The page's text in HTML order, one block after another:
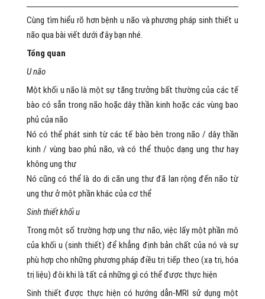
Cùng tìm hiểu rõ hơn bệnh u não và phương pháp sinh thiết u
não qua bài viết dưới đây bạn nhé.
Tổng quan
U não
Một khối u não là một sự tăng trưởng bất thường của các tế
bào có sẵn trong não hoặc dây thần kinh hoặc các vùng bao
phủ của não
Nó có thể phát sinh từ các tế bào bên trong não / dây thần
kinh / vùng bao phủ não, và có thể thuộc dạng ung thư hay
không ung thư
Nó cũng có thể là do di căn ung thư đã lan rộng đến não từ
ung thư ở một phần khác của cơ thể
Sinh thiết khối u
Trong một số trường hợp ung thư não, việc lấy một phần mô
của khối u (sinh thiết) để khẳng định bản chất của nó và sự
phù hợp cho những phương pháp điều trị tiếp theo (xạ trị, hóa
trị liệu) đôi khi là tất cả những gì có thể được thực hiện
Sinh thiết được thực hiện có hướng dẫn-MRI sử dụng một